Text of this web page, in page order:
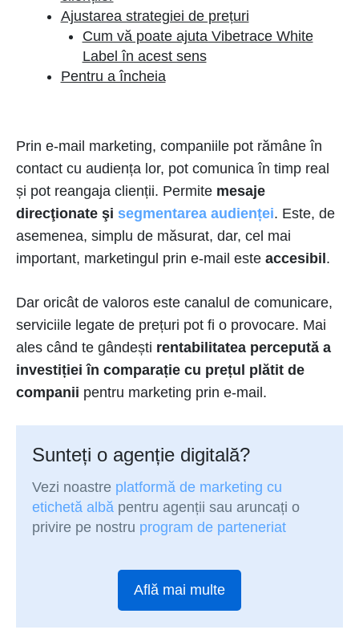
Ajustarea strategiei de prețuri
Cum vă poate ajuta Vibetrace White
Label în acest sens
Pentru a încheia
Prin e-mail marketing, companiile pot rămâne în
contact cu audiența lor, pot comunica în timp real
și pot reangaja clienții. Permite mesaje
direcţionate şi segmentarea audienței. Este, de
asemenea, simplu de măsurat, dar, cel mai
important, marketingul prin e-mail este accesibil .
Dar oricât de valoros este canalul de comunicare,
serviciile legate de prețuri pot fi o provocare. Mai
ales când te gândești rentabilitatea percepută a
investiției în comparație cu prețul plătit de
companii pentru marketing prin e-mail.
Sunteți o agenție digitală?
Vezi noastre platformă de marketing cu
etichetă albă pentru agenții sau aruncați o
privire pe nostru program de parteneriat
Află mai multe